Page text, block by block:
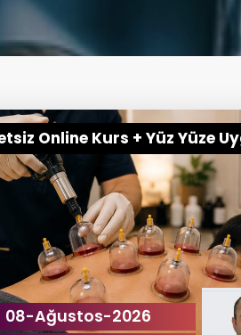
Online Kurs + Yüz Yüze
08-Ağustos-2026